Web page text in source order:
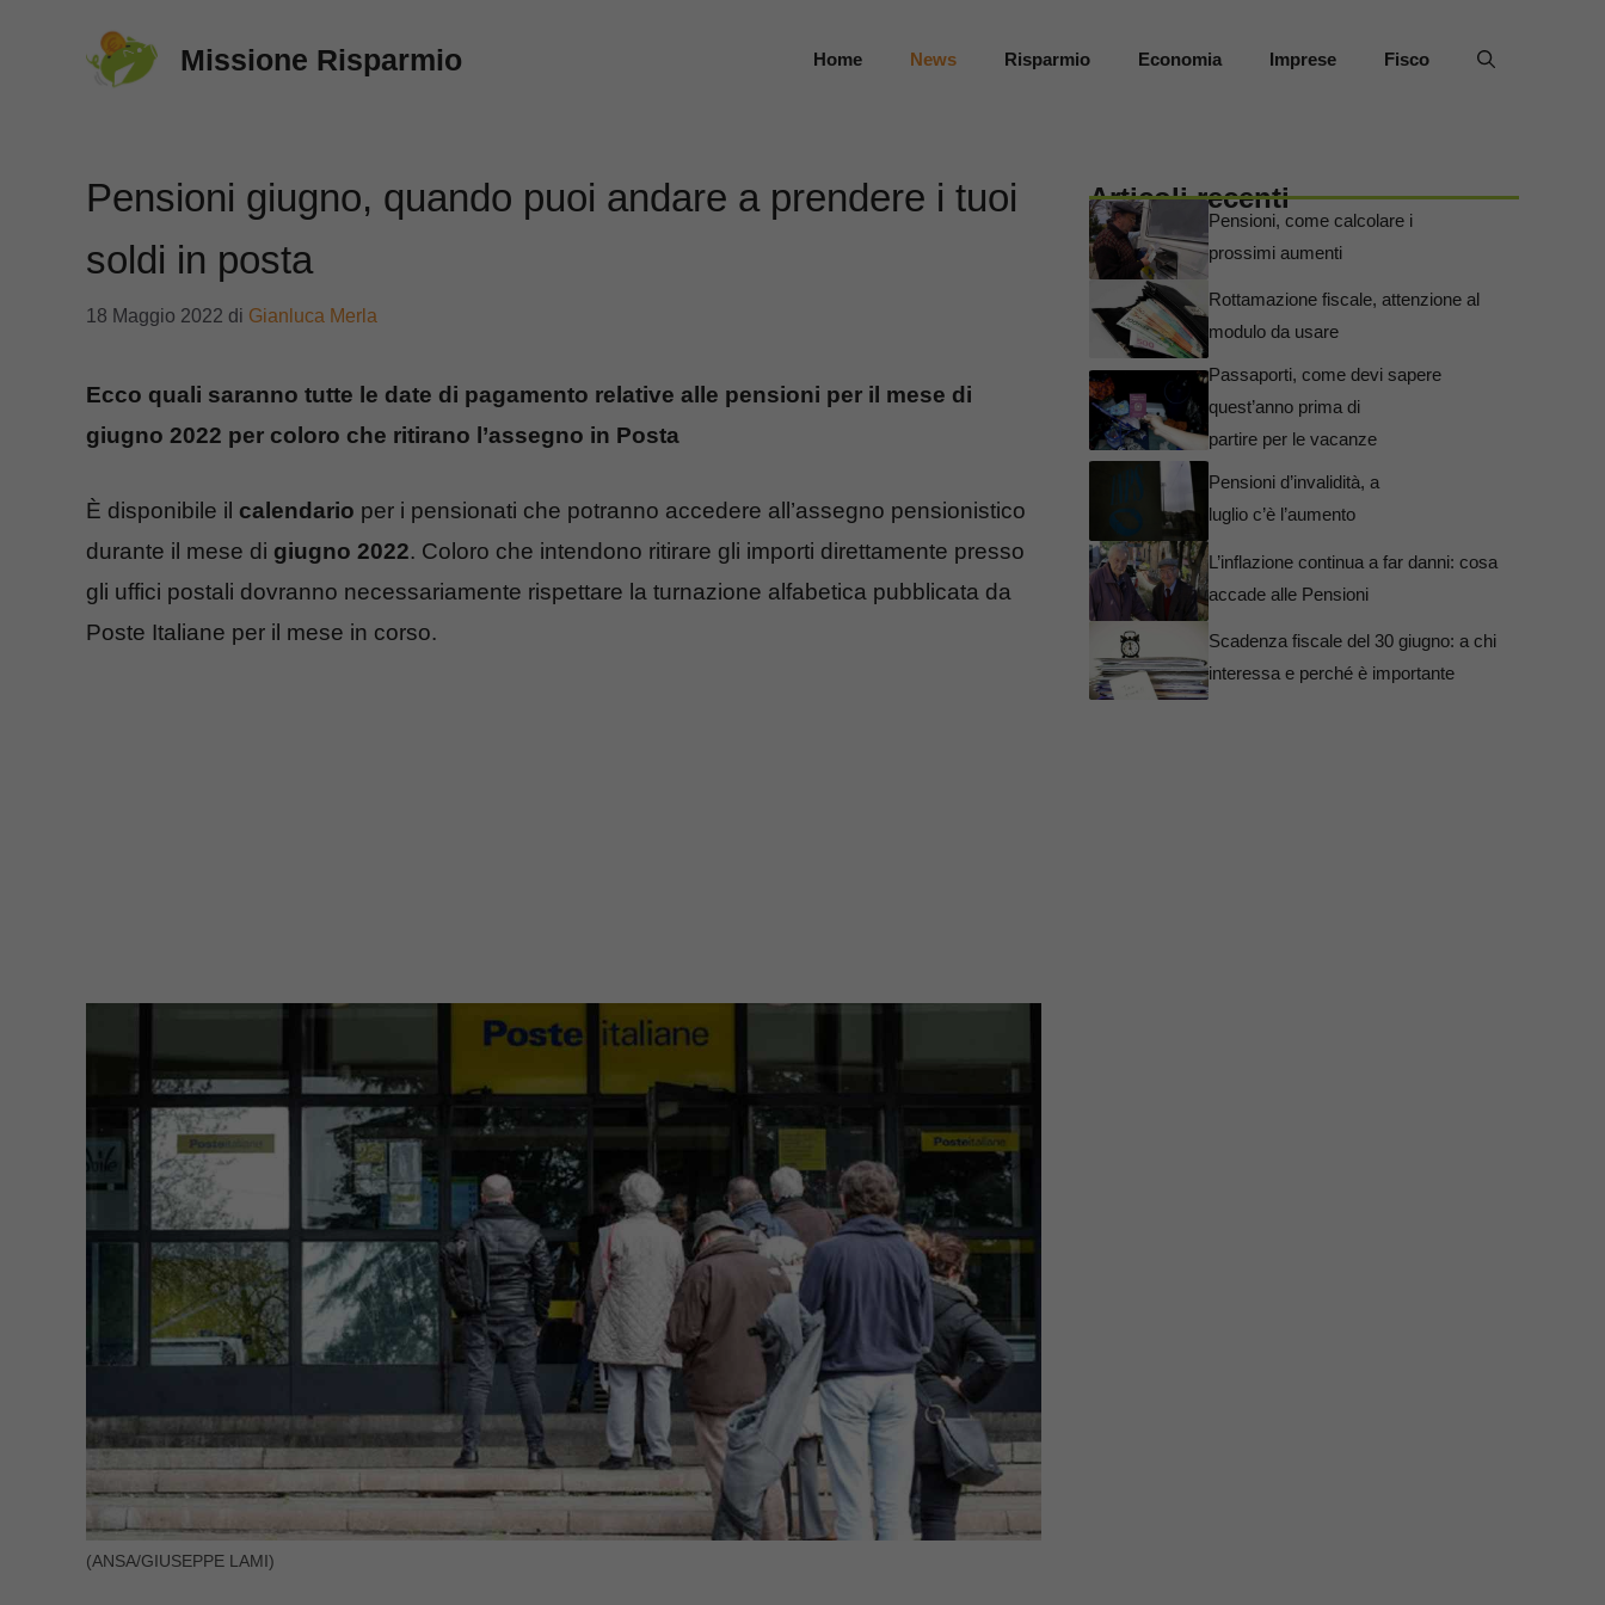
Missione Risparmio Home News Risparmio Economia Imprese Fisco
Pensioni giugno, quando puoi andare a prendere i tuoi
soldi in posta
18 Maggio 2022 di Gianluca Merla
Ecco quali saranno tutte le date di pagamento relative alle pensioni per il mese di
giugno 2022 per coloro che ritirano l’assegno in Posta
È disponibile il calendario per i pensionati che potranno accedere all’assegno pensionistico
durante il mese di giugno 2022. Coloro che intendono ritirare gli importi direttamente presso
gli uffici postali dovranno necessariamente rispettare la turnazione alfabetica pubblicata da
Poste Italiane per il mese in corso.
(ANSA/GIUSEPPE LAMI)
Articoli recenti
Pensioni, come calcolare i
prossimi aumenti
Rottamazione fiscale, attenzione al
modulo da usare
Passaporti, come devi sapere
quest’anno prima di
partire per le vacanze
Pensioni d’invalidità, a
luglio c’è l’aumento
L’inflazione continua a far danni: cosa
accade alle Pensioni
Scadenza fiscale del 30 giugno: a chi
interessa e perché è importante